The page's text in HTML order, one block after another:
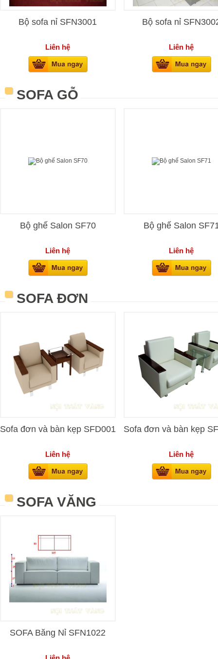
Bộ sofa nỉ SFN3001
Liên hệ
Bộ sofa nỉ
Liên hệ
SOFA GỖ
Bộ ghế Salon SF70
Liên hệ
Bộ ghế Salon
Liên hệ
SOFA ĐƠN
Sofa đơn và bàn kẹp SFD001
Liên hệ
Sofa đơn và bàn kẹp
Liên hệ
SOFA VĂNG
SOFA Băng Nỉ SFN1022